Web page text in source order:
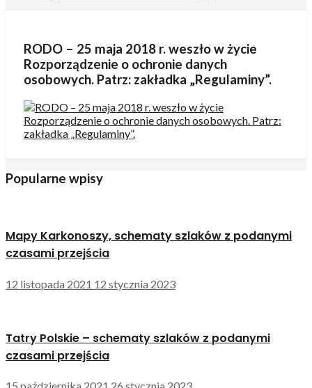
RODO – 25 maja 2018 r. weszło w życie
Rozporządzenie o ochronie danych
osobowych. Patrz: zakładka „Regulaminy”.
Popularne wpisy
Mapy Karkonoszy, schematy szlaków z podanymi
czasami przejścia
12 listopada 2021 12 stycznia 2023
Tatry Polskie – schematy szlaków z podanymi
czasami przejścia